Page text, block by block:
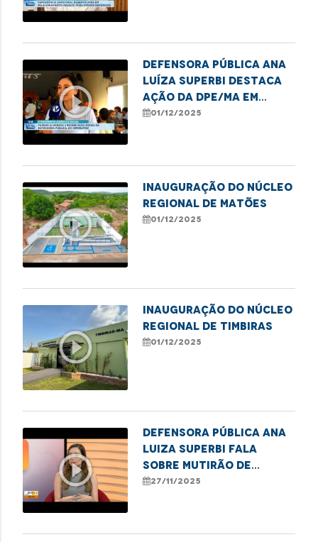
play_circle_outline
Defensora Pública Ana
Luíza Superbi destaca
ação da DPE/MA em
Imperatriz em defesa
01/12/2025
play_circle_outline
Inauguração do Núcleo
Regional de Matões
01/12/2025
play_circle_outline
Inauguração do Núcleo
Regional de Timbiras
01/12/2025
play_circle_outline
Defensora pública Ana
Luiza Superbi fala
sobre mutirão de
atendimentos para
27/11/2025